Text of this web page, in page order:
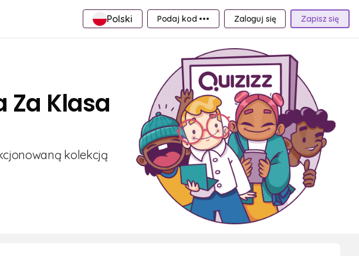
Polski Podaj kod ••• Zaloguj się Zapisz się
Za Klasa
kolekcją